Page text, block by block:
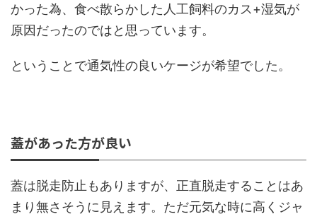
かった為、食べ散らかした人工飼料のカス+湿気が
原因だったのではと思っています。
ということで通気性の良いケージが希望でした。
蓋があった方が良い
蓋は脱走防止もありますが、正直脱走することはあ
まり無さそうに見えます。ただ元気な時に高くジャ